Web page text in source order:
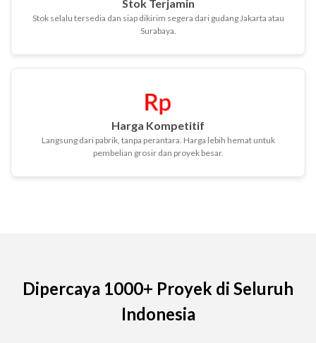
Stok Terjamin
Stok selalu tersedia dan siap dikirim segera dari gudang Jakarta atau
Surabaya.
Harga Kompetitif
Langsung dari pabrik, tanpa perantara. Harga lebih hemat untuk
pembelian grosir dan proyek besar.
Dipercaya 1000+ Proyek di Seluruh
Indonesia